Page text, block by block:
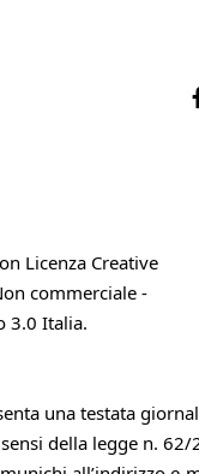
Licenza Creative
commerciale -
3.0 Italia.
una testata
della legge n.